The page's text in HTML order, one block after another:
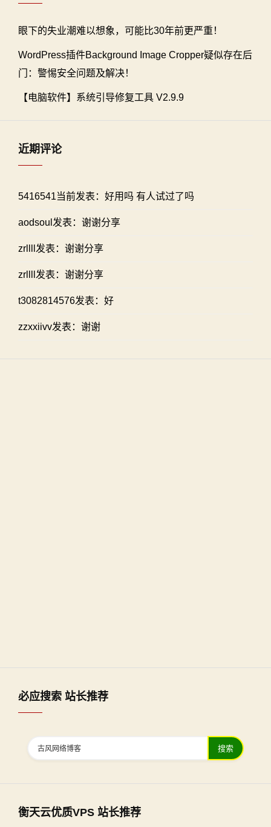
眼下的失业潮难以想象，可能比30年前更严重！
WordPress插件Background Image Cropper疑似存在后
门：警惕安全问题及解决！
【电脑软件】系统引导修复工具 V2.9.9
近期评论
5416541当前发表：好用吗 有人试过了吗
aodsoul发表：谢谢分享
zrllll发表：谢谢分享
zrllll发表：谢谢分享
t3082814576发表：好
zzxxiivv发表：谢谢
必应搜索 站长推荐
搜索
衡天云优质VPS 站长推荐